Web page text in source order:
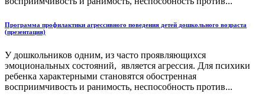
Программа профилактики агрессивного поведения детей дошкольного возраста
(презентация)
У дошкольников одним, из часто проявляющихся
эмоциональных состояний, является агрессия. Для психики
ребенка характерными становятся обостренная
восприимчивость и ранимость, неспособность против...